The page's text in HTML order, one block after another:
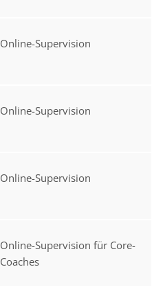
Online-Supervision
Online-Supervision
Online-Supervision
Online-Supervision für Core-
Coaches